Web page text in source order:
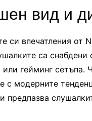
вид и
си впечатления от
са снабдени
гейминг сетъпа.
с модерните
предпазва